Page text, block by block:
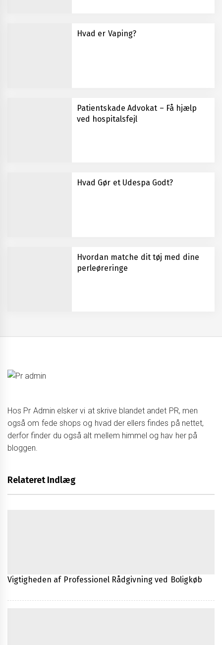
Hvad er Vaping?
Patientskade Advokat – Få hjælp
ved hospitalsfejl
Hvad Gør et Udespa Godt?
Hvordan matche dit tøj med dine
perleøreringe
Hos Pr Admin elsker vi at skrive blandet andet PR, men
også om fede shops og hvad der ellers findes på nettet,
derfor finder du også alt mellem himmel og hav her på
bloggen.
Relateret Indlæg
Vigtigheden af Professionel Rådgivning ved Boligkøb